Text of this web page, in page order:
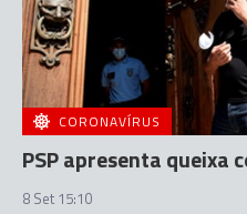
CORONAVÍRUS
PSP apresenta queixa
8 Set 15:10